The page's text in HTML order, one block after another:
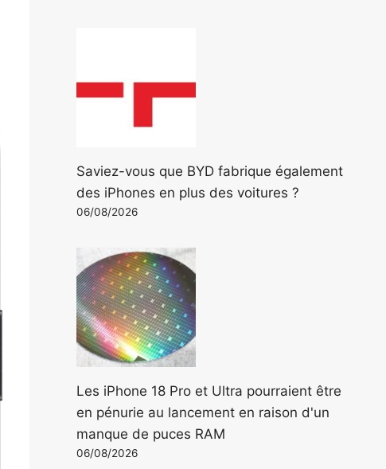
Saviez-vous que BYD fabrique également
des iPhones en plus des voitures ?
06/08/2026
Les iPhone 18 Pro et Ultra pourraient être
en pénurie au lancement en raison d'un
manque de puces RAM
06/08/2026